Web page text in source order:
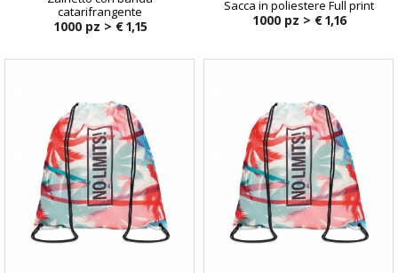
catarifrangente
1000 pz > € 1,15
Sacca in poliestere Full print
1000 pz > € 1,16